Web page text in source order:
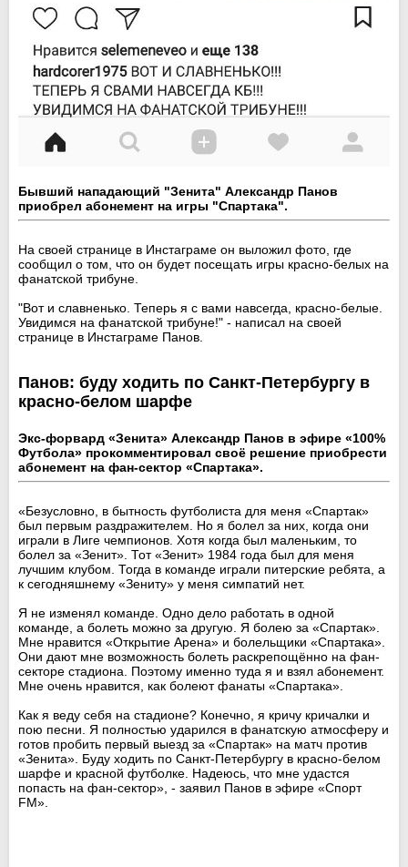
Бывший нападающий "Зенита" Александр Панов
приобрел абонемент на игры "Спартака".
На своей странице в Инстаграме он выложил фото, где
сообщил о том, что он будет посещать игры красно-белых на
фанатской трибуне.
"Вот и славненько. Теперь я с вами навсегда, красно-белые.
Увидимся на фанатской трибуне!" - написал на своей
странице в Инстаграме Панов.
Панов: буду ходить по Санкт-Петербургу в
красно-белом шарфе
Экс-форвард «Зенита» Александр Панов в эфире «100%
Футбола» прокомментировал своё решение приобрести
абонемент на фан-сектор «Спартака».
«Безусловно, в бытность футболиста для меня «Спартак»
был первым раздражителем. Но я болел за них, когда они
играли в Лиге чемпионов. Хотя когда был маленьким, то
болел за «Зенит». Тот «Зенит» 1984 года был для меня
лучшим клубом. Тогда в команде играли питерские ребята, а
к сегодняшнему «Зениту» у меня симпатий нет.
Я не изменял команде. Одно дело работать в одной
команде, а болеть можно за другую. Я болею за «Спартак».
Мне нравится «Открытие Арена» и болельщики «Спартака».
Они дают мне возможность болеть раскрепощённо на фан-
секторе стадиона. Поэтому именно туда я и взял абонемент.
Мне очень нравится, как болеют фанаты «Спартака».
Как я веду себя на стадионе? Конечно, я кричу кричалки и
пою песни. Я полностью ударился в фанатскую атмосферу и
готов пробить первый выезд за «Спартак» на матч против
«Зенита». Буду ходить по Санкт-Петербургу в красно-белом
шарфе и красной футболке. Надеюсь, что мне удастся
попасть на фан-сектор», - заявил Панов в эфире «Спорт
FM».